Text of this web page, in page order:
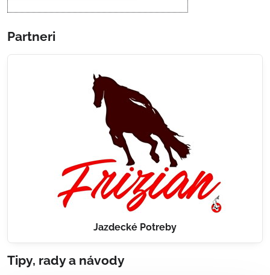
Partneri
Jazdecké Potreby
Tipy, rady a návody